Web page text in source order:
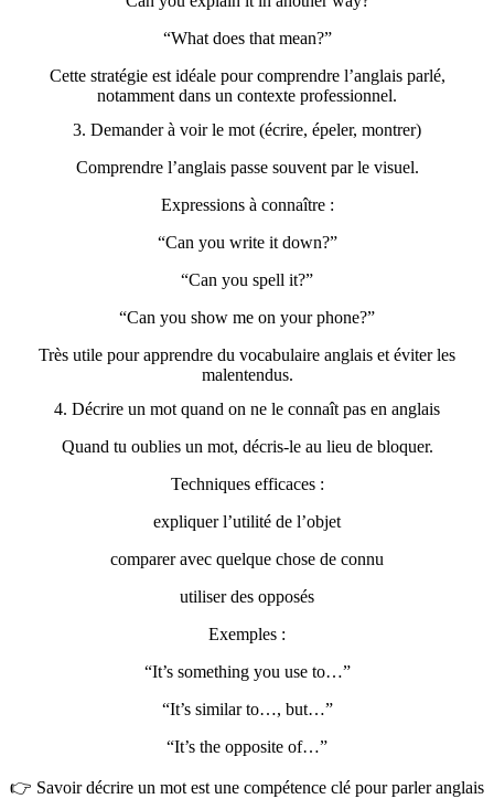
“What does that mean?”
Cette stratégie est idéale pour comprendre l’anglais parlé,
notamment dans un contexte professionnel.
3. Demander à voir le mot (écrire, épeler, montrer)
Comprendre l’anglais passe souvent par le visuel.
Expressions à connaître :
“Can you write it down?”
“Can you spell it?”
“Can you show me on your phone?”
Très utile pour apprendre du vocabulaire anglais et éviter les
malentendus.
4. Décrire un mot quand on ne le connaît pas en anglais
Quand tu oublies un mot, décris-le au lieu de bloquer.
Techniques efficaces :
expliquer l’utilité de l’objet
comparer avec quelque chose de connu
utiliser des opposés
Exemples :
“It’s something you use to…”
“It’s similar to…, but…”
“It’s the opposite of…”
👉 Savoir décrire un mot est une compétence clé pour parler anglais